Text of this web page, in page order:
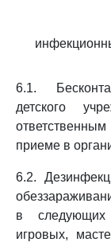
6.1.
детского
приеме в
6.2.
в следующих
игровых,